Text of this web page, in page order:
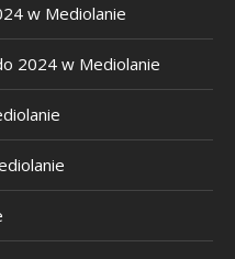
w Mediolanie
2024 w Mediolanie